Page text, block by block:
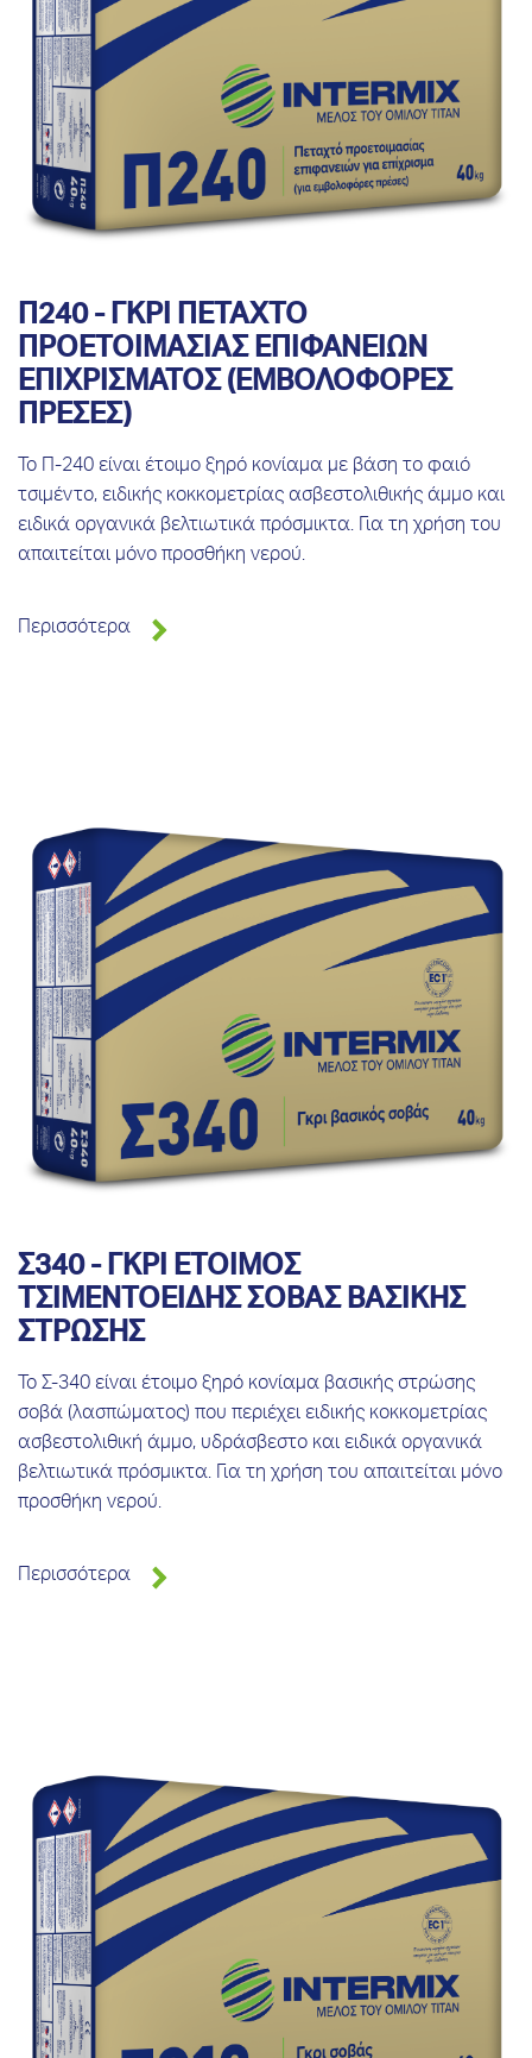
Π240 - ΓΚΡΙ ΠΕΤΑΧΤΟ
ΠΡΟΕΤΟΙΜΑΣΙΑΣ ΕΠΙΦΑΝΕΙΩΝ
ΕΠΙΧΡΙΣΜΑΤΟΣ (ΕΜΒΟΛΟΦΟΡΕΣ
ΠΡΕΣΕΣ)
Το Π-240 είναι έτοιμο ξηρό κονίαμα με βάση το φαιό
τσιμέντο, ειδικής κοκκομετρίας ασβεστολιθικής άμμο και
ειδικά οργανικά βελτιωτικά πρόσμικτα. Για τη χρήση του
απαιτείται μόνο προσθήκη νερού.
Περισσότερα
Σ340 - ΓΚΡΙ ΕΤΟΙΜΟΣ
ΤΣΙΜΕΝΤΟΕΙΔΗΣ ΣΟΒΑΣ ΒΑΣΙΚΗΣ
ΣΤΡΩΣΗΣ
Το Σ-340 είναι έτοιμο ξηρό κονίαμα βασικής στρώσης
σοβά (λασπώματος) που περιέχει ειδικής κοκκομετρίας
ασβεστολιθική άμμο, υδράσβεστο και ειδικά οργανικά
βελτιωτικά πρόσμικτα. Για τη χρήση του απαιτείται μόνο
προσθήκη νερού.
Περισσότερα